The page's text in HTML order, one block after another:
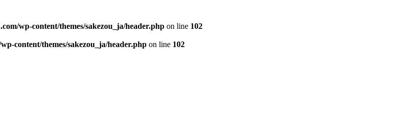
wp-content/themes/sakezou_ja/header.php on line 102
content/themes/sakezou_ja/header.php on line 102